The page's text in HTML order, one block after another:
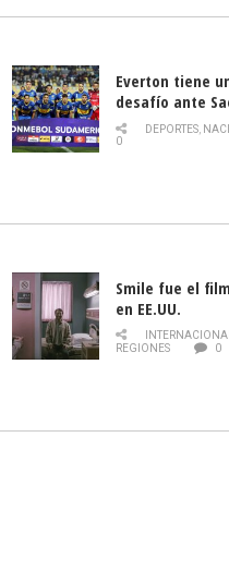
Everton tiene
desafío ante
DEPORTES,
0
Smile fue el
en EE.UU.
REGIONES
0